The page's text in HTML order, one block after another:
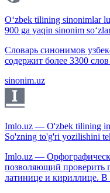
O‘zbek tilining sinonimlar
900 ga yaqin sinonim
Словарь синонимов
содержит более 3300
sinonim.uz
Imlo.uz — O'zbek tilining
So'zning to'g'ri yozilishini
Imlo.uz —
позволяющий проверить
латинице и кириллице. В